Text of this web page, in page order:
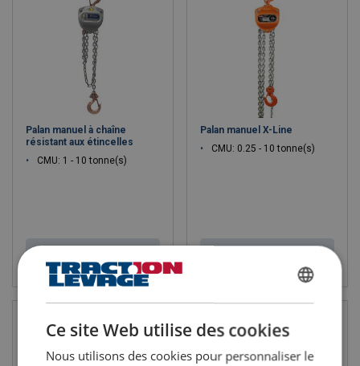
Palan manuel à chaîne
résistant aux étincelles
CMU: 1 - 10 tonne(s)
Palan manuel X-Line
CMU: 0.25 - 10 tonne(s)
Ce site Web utilise des cookies
Nous utilisons des cookies pour personnaliser le